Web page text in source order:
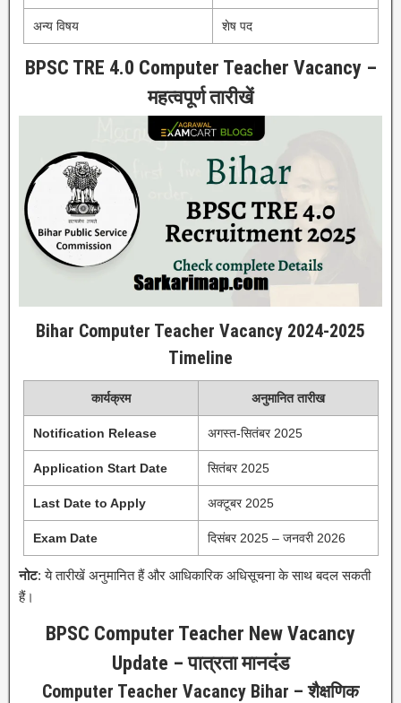
अन्य विषय शेष पद
BPSC TRE 4.0 Computer Teacher Vacancy –
महत्वपूर्ण तारीखें
Bihar Computer Teacher Vacancy 2024-2025
Timeline
कार्यक्रम अनुमानित तारीख
Notification Release अगस्त-सितंबर 2025
Application Start Date सितंबर 2025
Last Date to Apply अक्टूबर 2025
Exam Date दिसंबर 2025 – जनवरी 2026
नोट: ये तारीखें अनुमानित हैं और आधिकारिक अधिसूचना के साथ बदल सकती
हैं।
BPSC Computer Teacher New Vacancy
Update – पात्रता मानदंड
Computer Teacher Vacancy Bihar – शैक्षणिक